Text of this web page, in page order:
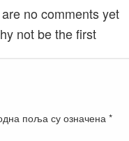
no comments yet
not be the first
поља су означена *